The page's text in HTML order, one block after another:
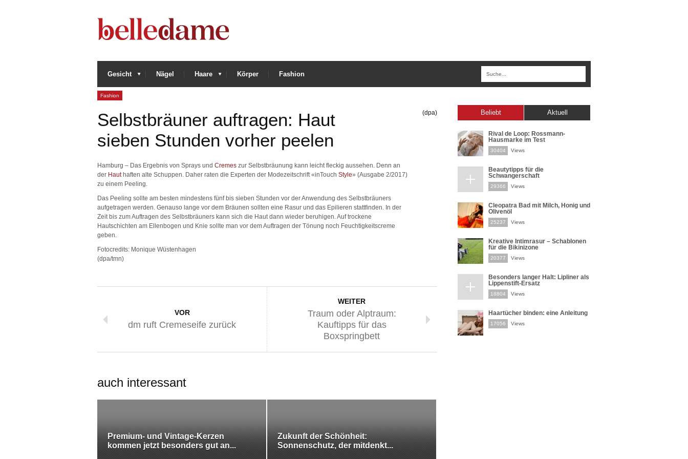
Gesicht Nägel Haare Körper Fashion
Fashion
Selbstbräuner auftragen: Haut
sieben Stunden vorher peelen
(dpa)
Hamburg – Das Ergebnis von Sprays und Cremes zur Selbstbräunung kann leicht fleckig aussehen. Denn an
der Hauthaften alte Schuppen. Daher raten die Experten der Modezeitschrift «inTouch Style» (Ausgabe 2/2017)
zu einem Peeling.
Das Peeling sollte am besten mindestens fünf bis sieben Stunden vor der Anwendung des Selbstbräuners
aufgetragen werden. Genauso lange vor dem Bräunen sollten eine Rasur und das Epilieren stattfinden. In der
Zeit bis zum Auftragen des Selbstbräuners kann sich die Haut dann wieder beruhigen. Auf trockene
Hautschichten am Ellenbogen und Knie sollte man vor dem Auftragen der Tönung noch Feuchtigkeitscreme
geben.
Fotocredits: Monique Wüstenhagen
(dpa/tmn)
VOR
dm ruft Cremeseife zurück
WEITER
Traum oder Alptraum:
Kauftipps für das
Boxspringbett
auch interessant
Premium- und Vintage-Kerzen
kommen jetzt besonders gut an...
Zukunft der Schönheit:
Sonnenschutz, der mitdenkt...
Beliebt Aktuell
Rival de Loop: Rossmann-
Hausmarke im Test
30404 Views
Beautytipps für die
Schwangerschaft
29366 Views
Cleopatra Bad mit Milch, Honig und
Olivenöl
25237 Views
Kreative Intimrasur – Schablonen
für die Bikinizone
20377 Views
Besonders langer Halt: Lipliner als
Lippenstift-Ersatz
18804 Views
Haartücher binden: eine Anleitung
17056 Views